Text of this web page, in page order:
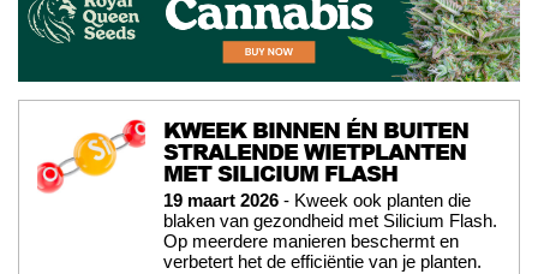
KWEEK BINNEN ÉN BUITEN
STRALENDE WIETPLANTEN
MET SILICIUM FLASH
19 maart 2026 - Kweek ook planten die
blaken van gezondheid met Silicium Flash.
Op meerdere manieren beschermt en
verbetert het de efficiëntie van je planten.